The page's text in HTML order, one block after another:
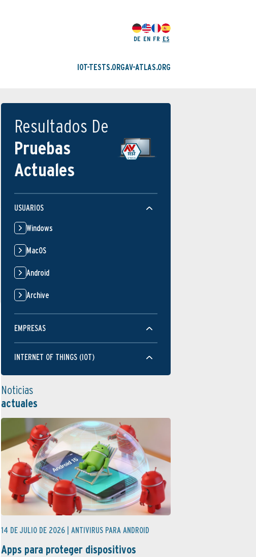
DE EN FR ES
IOT-TESTS.ORGAV-ATLAS.ORG
Resultados De
Pruebas
Actuales
USUARIOS
Windows
MacOS
Android
Archive
EMPRESAS
INTERNET OF THINGS (IOT)
Noticias
actuales
14 DE JULIO DE 2026 | ANTIVIRUS PARA ANDROID
Apps para proteger dispositivos